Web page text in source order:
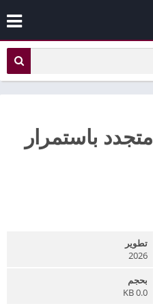
ملف قنوات iptv متجدد باستمرار
تطوير
2026
بحجم
0.0 KB